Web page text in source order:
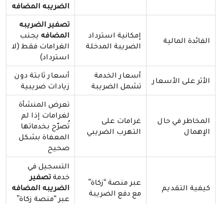
الضريبه المضافه
الفائدة المالية
إمكانية استرداد
الضريبة المدخلة
تصفير الضريبه
المضافه يجنب
الغرامات فقط (لا
استرداد)
الأثر على الأسعار
أسعار الخدمة
تشمل الضريبة
أسعار ثابتة دون
زيادات ضريبية
المخاطر في حال
الإهمال
غرامات على
التهرب الضريبي
تعرض المنشأة
لغرامات إذا لم
تُصرّح بخدماتها
المعفاة بشكل
صحيح
كيفية التقديم
عبر منصة “زكاة”
مع دفع الضريبة
التسجيل في
خدمةتصفير
الضريبه المضافه
عبر “منصة زكاة”